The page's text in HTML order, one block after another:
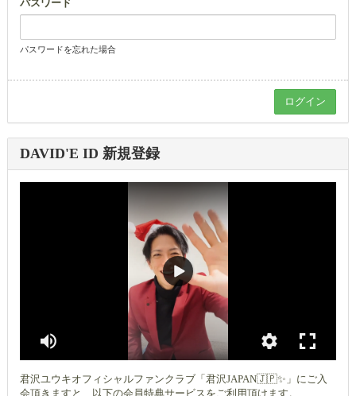
パスワード
パスワードを忘れた場合
DAVID'E ID 新規登録
君沢ユウキオフィシャルファンクラブ「君沢JAPAN🇯🇵✨」にご入
会頂きますと、以下の会員特典サービスをご利用頂けます。